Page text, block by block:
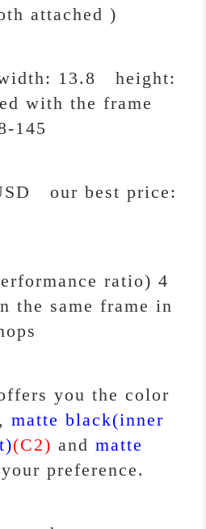
attached )
13.8 height:
with the frame
145
our best price:
ratio) 4
the same frame in
you the color
,matte black(inner
(C2) andmatte
preference.